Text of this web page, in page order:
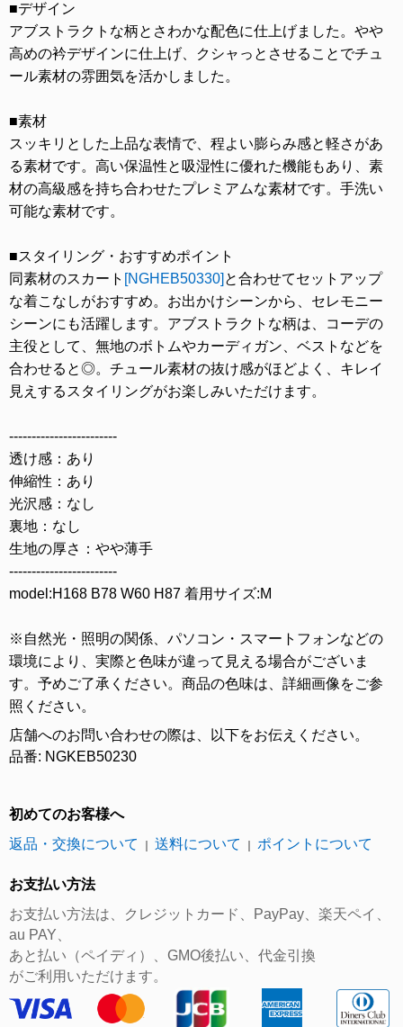
■デザイン
アブストラクトな柄とさわかな配色に仕上げました。やや
高めの衿デザインに仕上げ、クシャっとさせることでチュ
ール素材の雰囲気を活かしました。
■素材
スッキリとした上品な表情で、程よい膨らみ感と軽さがあ
る素材です。高い保温性と吸湿性に優れた機能もあり、素
材の高級感を持ち合わせたプレミアムな素材です。手洗い
可能な素材です。
■スタイリング・おすすめポイント
同素材のスカート [NGHEB50330] と合わせてセットアップ
な着こなしがおすすめ。お出かけシーンから、セレモニー
シーンにも活躍します。アブストラクトな柄は、コーデの
主役として、無地のボトムやカーディガン、ベストなどを
合わせると◎。チュール素材の抜け感がほどよく、キレイ
見えするスタイリングがお楽しみいただけます。
------------------------
透け感：あり
伸縮性：あり
光沢感：なし
裏地：なし
生地の厚さ：やや薄手
------------------------
model:H168 B78 W60 H87 着用サイズ:M
※自然光・照明の関係、パソコン・スマートフォンなどの
環境により、実際と色味が違って見える場合がございま
す。予めご了承ください。商品の色味は、詳細画像をご参
照ください。
店舗へのお問い合わせの際は、以下をお伝えください。
品番: NGKEB50230
初めてのお客様へ
返品・交換について
送料について ポイントについて
お支払い方法
お支払い方法は、クレジットカード、PayPay、楽天ペイ、
au PAY、
あと払い（ペイディ）、GMO後払い、代金引換
がご利用いただけます。